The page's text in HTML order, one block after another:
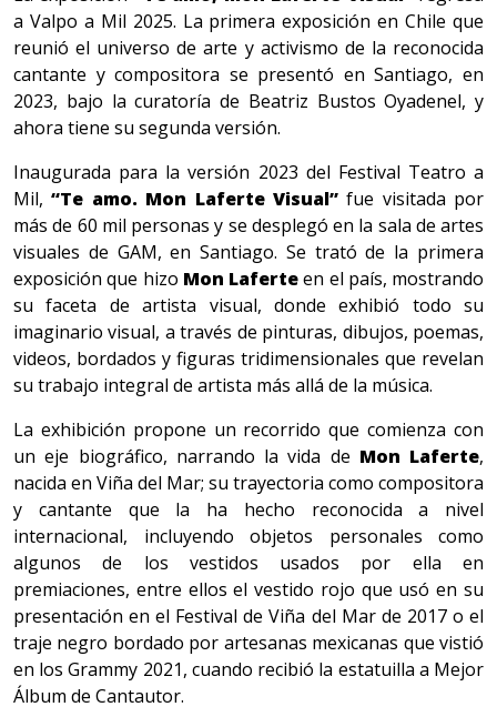
a Valpo a Mil 2025. La primera exposición en Chile que
reunió el universo de arte y activismo de la reconocida
cantante y compositora se presentó en Santiago, en
2023, bajo la curatoría de Beatriz Bustos Oyadenel, y
ahora tiene su segunda versión.
Inaugurada para la versión 2023 del Festival Teatro a
Mil,“Te amo. Mon Laferte Visual”fue visitada por
más de 60 mil personas y se desplegó en la sala de artes
visuales de GAM, en Santiago. Se trató de la primera
exposición que hizo Mon Laferteen el país, mostrando
su faceta de artista visual, donde exhibió todo su
imaginario visual, a través de pinturas, dibujos, poemas,
videos, bordados y figuras tridimensionales que revelan
su trabajo integral de artista más allá de la música.
La exhibición propone un recorrido que comienza con
un eje biográfico, narrando la vida de Mon Laferte,
nacida en Viña del Mar; su trayectoria como compositora
y cantante que la ha hecho reconocida a nivel
internacional, incluyendo objetos personales como
algunos de los vestidos usados por ella en
premiaciones, entre ellos el vestido rojo que usó en su
presentación en el Festival de Viña del Mar de 2017 o el
traje negro bordado por artesanas mexicanas que vistió
en los Grammy 2021, cuando recibió la estatuilla a Mejor
Álbum de Cantautor.